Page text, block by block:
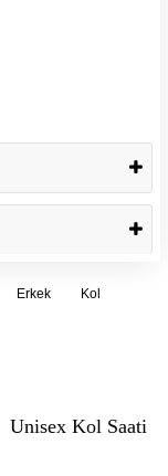
Erkek
Kol
Unisex Kol Saati